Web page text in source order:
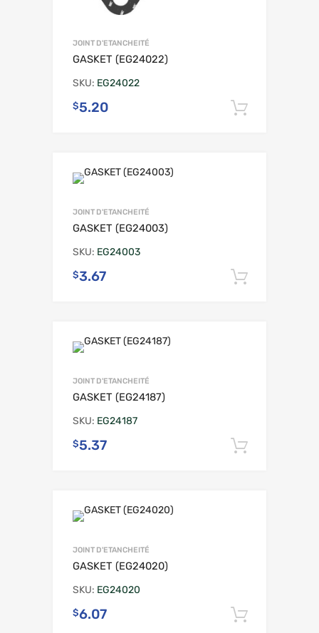
JOINT D'ETANCHEITÉ
GASKET (EG24022)
SKU: EG24022
$5.20
JOINT D'ETANCHEITÉ
GASKET (EG24003)
SKU: EG24003
$3.67
JOINT D'ETANCHEITÉ
GASKET (EG24187)
SKU: EG24187
$5.37
JOINT D'ETANCHEITÉ
GASKET (EG24020)
SKU: EG24020
$6.07